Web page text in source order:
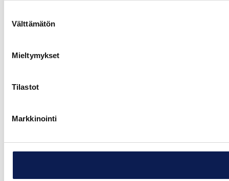
valinta
Välttämätön
Mieltymykset
Tilastot
Markkinointi